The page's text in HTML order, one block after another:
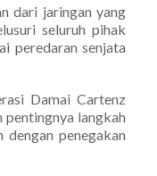
dari jaringan yang
seluruh pihak
peredaran senjata
Damai Cartenz
pentingnya langkah
penegakan